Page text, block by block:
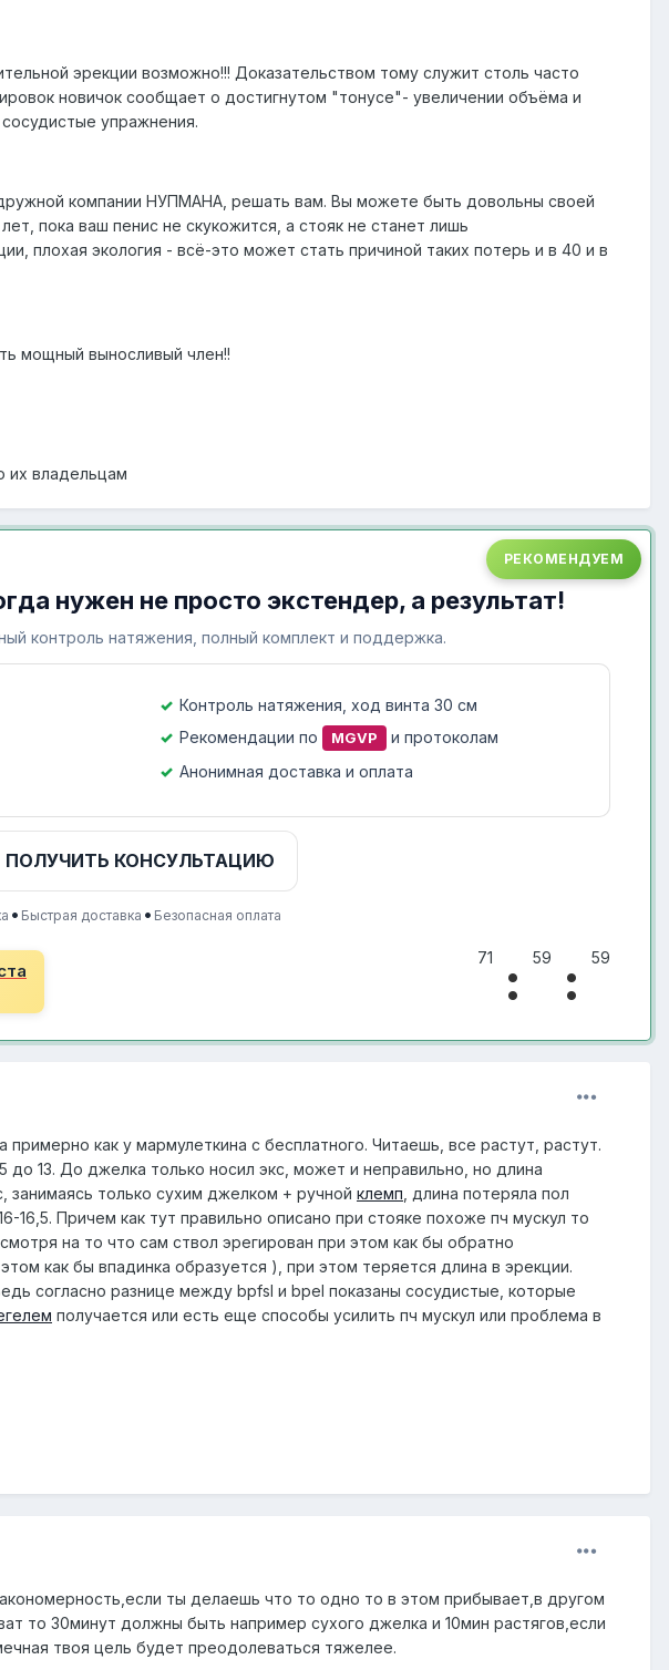
эрекции возможно!!! Доказательством тому служит столь часто
новичок сообщает о достигнутом "тонусе"- увеличении объёма и
упражнения.
компании НУПМАНА, решать вам. Вы можете быть довольны своей
пока ваш пенис не скукожится, а стояк не станет лишь
плохая экология - всё-это может стать причиной таких потерь и в 40 и в
мощный выносливый член!!
их владельцам
РЕКОМЕНДУЕМ
нужен не просто экстендер, а результат!
контроль натяжения, полный комплект и поддержка.
Контроль натяжения, ход винта 30 см
Рекомендации по MGVP
и протоколам
Анонимная доставка и оплата
ПОЛУЧИТЬ КОНСУЛЬТАЦИЮ
• Быстрая доставка • Безопасная оплата
59
59
71
как у мармулеткина с бесплатного. Читаешь, все растут, растут.
до 13. До джелка только носил экс, может и неправильно, но длина
занимаясь только сухим джелком + ручной клемп , длина потеряла пол
16,5. Причем как тут правильно описано при стояке похоже пч мускул то
на то что сам ствол эрегирован при этом как бы обратно
как бы впадинка образуется ), при этом теряется длина в эрекции.
согласно разнице между bpfsl и bpel показаны сосудистые, которые
получается или есть еще способы усилить пч мускул или проблема в
ты делаешь что то одно то в этом прибывает,в другом
то 30минут должны быть например сухого джелка и 10мин растягов,если
твоя цель будет преодолеваться тяжелее.